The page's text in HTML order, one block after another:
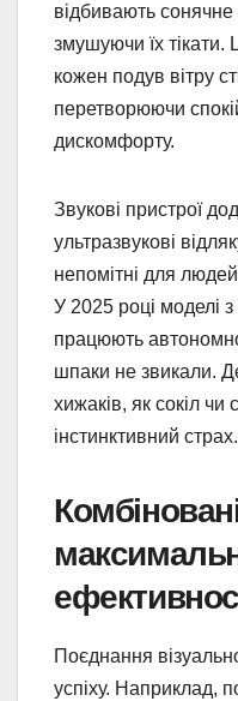
відбивають сонячне
змушуючи їх тікати.
кожен подув вітру
перетворюючи
дискомфорту.
Звукові пристрої
ультразвукові
непомітні для
У 2025 році моделі
працюють
шпаки не звикали.
хижаків, як сокіл
інстинктивний страх.
Поєднання
успіху. Наприклад,